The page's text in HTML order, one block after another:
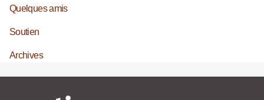
Quelques amis
Soutien
Archives